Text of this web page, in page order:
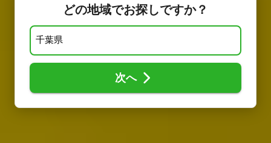
どの地域でお探しですか？
次へ